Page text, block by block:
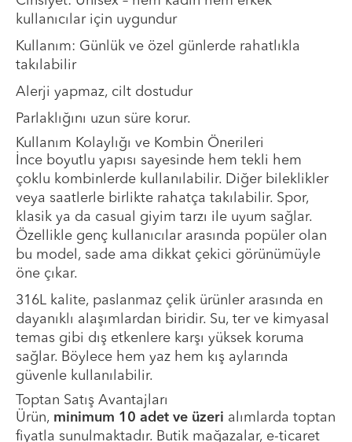
kullanıcılar için uygundur
Kullanım: Günlük ve özel günlerde rahatlıkla
takılabilir
Alerji yapmaz, cilt dostudur
Parlaklığını uzun süre korur.
Kullanım Kolaylığı ve Kombin Önerileri
İnce boyutlu yapısı sayesinde hem tekli hem
çoklu kombinlerde kullanılabilir. Diğer bileklikler
veya saatlerle birlikte rahatça takılabilir. Spor,
klasik ya da casual giyim tarzı ile uyum sağlar.
Özellikle genç kullanıcılar arasında popüler olan
bu model, sade ama dikkat çekici görünümüyle
öne çıkar.
316L kalite, paslanmaz çelik ürünler arasında en
dayanıklı alaşımlardan biridir. Su, ter ve kimyasal
temas gibi dış etkenlere karşı yüksek koruma
sağlar. Böylece hem yaz hem kış aylarında
güvenle kullanılabilir.
Toptan Satış Avantajları
Ürün, minimum 10 adet ve üzeri alımlarda toptan
fiyatla sunulmaktadır. Butik mağazalar, e-ticaret